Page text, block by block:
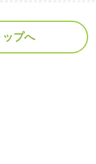
ップへ